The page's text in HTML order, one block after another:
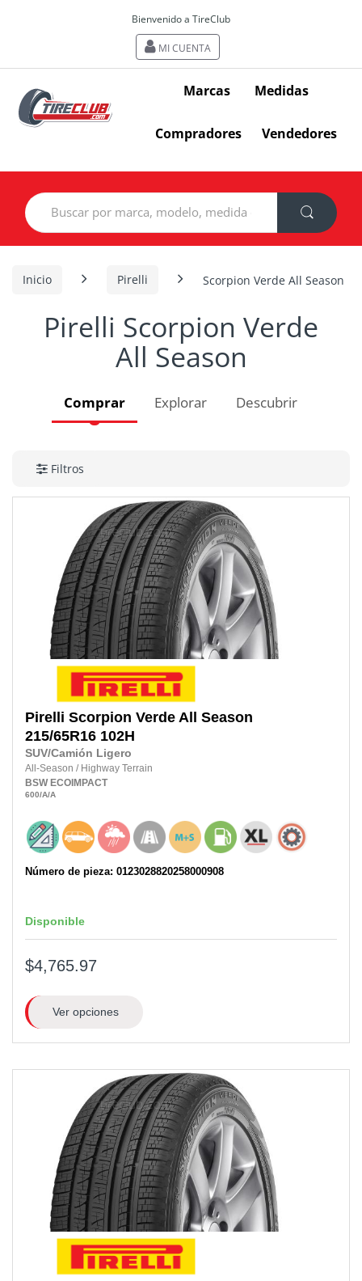
Bienvenido a TireClub
MI CUENTA
Marcas Medidas
Compradores Vendedores
Search
for:
Inicio Pirelli Scorpion Verde All Season
Pirelli Scorpion Verde
All Season
Comprar Explorar Descubrir
Filtros
Pirelli Scorpion Verde All Season
215/65R16 102H
SUV/Camión Ligero
All-Season / Highway Terrain
BSW ECOIMPACT
600/A/A
Número de pieza: 0123028820258000908
Disponible
$4,765.97
Ver opciones